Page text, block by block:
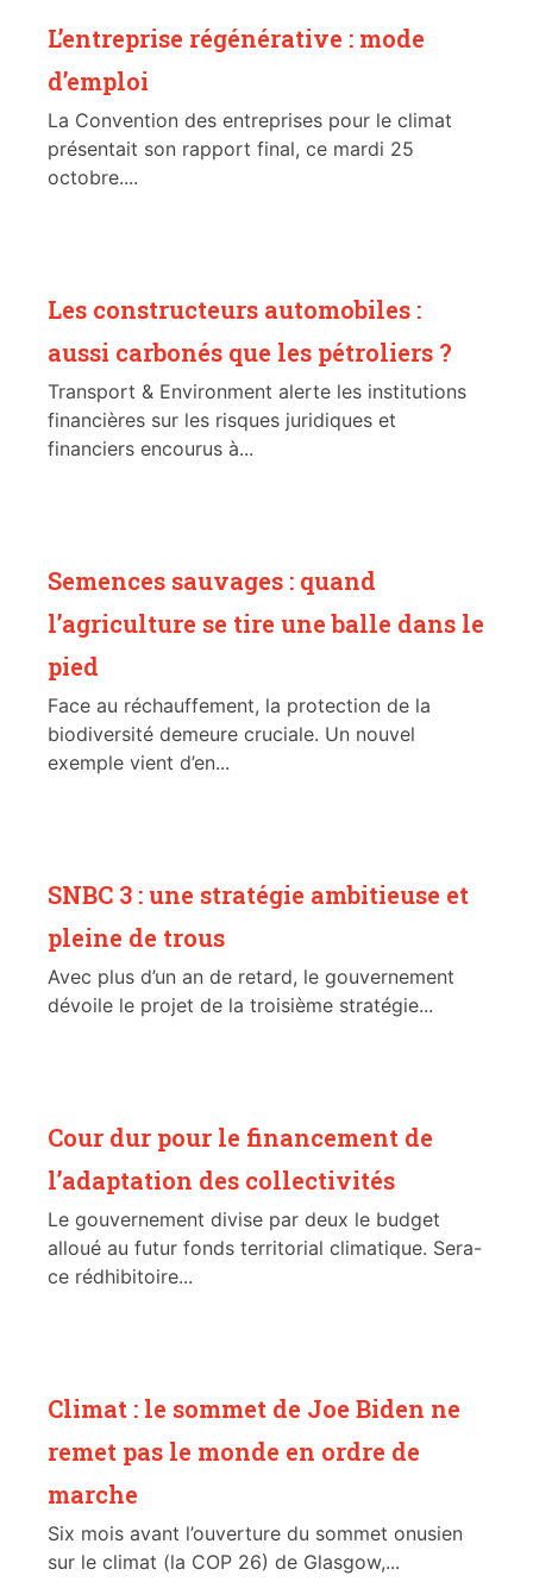
L’entreprise régénérative : mode
d’emploi
La Convention des entreprises pour le climat
présentait son rapport final, ce mardi 25
octobre....
Les constructeurs automobiles :
aussi carbonés que les pétroliers ?
Transport & Environment alerte les institutions
financières sur les risques juridiques et
financiers encourus à...
Semences sauvages : quand
l’agriculture se tire une balle dans le
pied
Face au réchauffement, la protection de la
biodiversité demeure cruciale. Un nouvel
exemple vient d’en...
SNBC 3 : une stratégie ambitieuse et
pleine de trous
Avec plus d’un an de retard, le gouvernement
dévoile le projet de la troisième stratégie...
Cour dur pour le financement de
l’adaptation des collectivités
Le gouvernement divise par deux le budget
alloué au futur fonds territorial climatique. Sera-
ce rédhibitoire...
Climat : le sommet de Joe Biden ne
remet pas le monde en ordre de
marche
Six mois avant l’ouverture du sommet onusien
sur le climat (la COP 26) de Glasgow,...